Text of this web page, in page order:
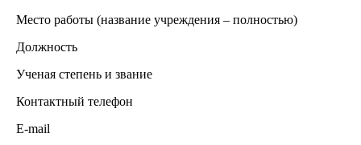
Место работы (название учреждения – полностью)
Должность
Ученая степень и звание
Контактный телефон
E-mail